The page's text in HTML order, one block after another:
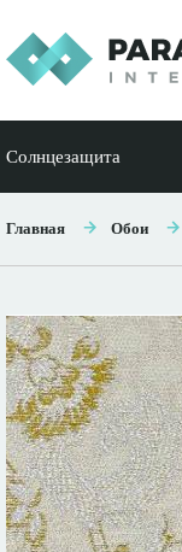
Солнцезащита
Главная Обои